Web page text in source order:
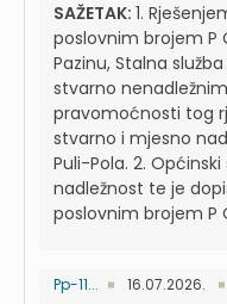
SAŽETAK: 1.
poslovnim brojem P
Pazinu, Stalna
stvarno
pravomoćnosti tog
stvarno i mjesno
Puli-Pola. 2.
nadležnost te je
poslovnim brojem P
Pp-11... 16.07.2026.